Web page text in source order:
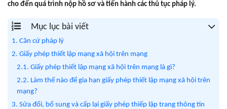
cho đến quá trình nộp hồ sơ và tiến hành các thủ tục pháp lý.
Mục lục bài viết
1. Căn cứ pháp lý
2. Giấy phép thiết lập mạng xã hội trên mạng
2.1. Giấy phép thiết lập mạng xã hội trên mạng là gì?
2.2. Làm thế nào để gia hạn giấy phép thiết lập mạng xã hội trên
mạng?
3. Sửa đổi, bổ sung và cấp lại giấy phép thiếp lập trang thông tin